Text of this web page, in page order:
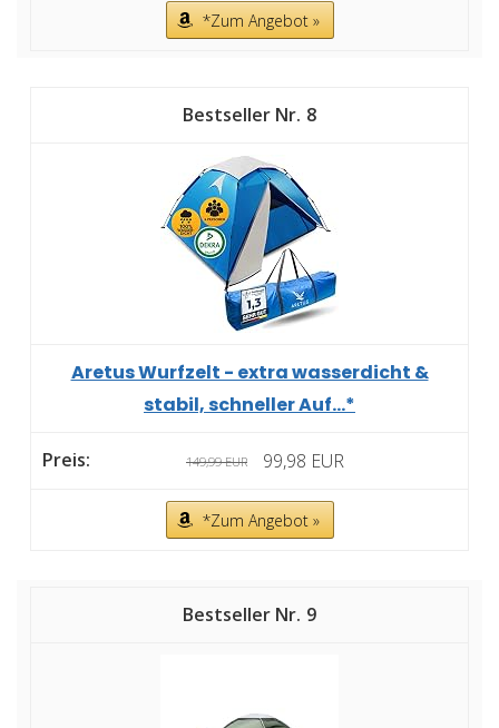
*Zum Angebot »
8
Aretus Wurfzelt - extra wasserdicht &
stabil, schneller Auf...*
149,99 EUR 99,98 EUR
*Zum Angebot »
9